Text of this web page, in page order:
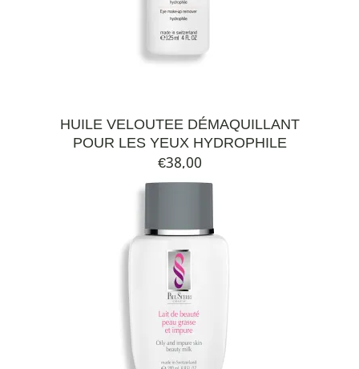
HUILE VELOUTEE DÉMAQUILLANT
POUR LES YEUX HYDROPHILE
€38,00